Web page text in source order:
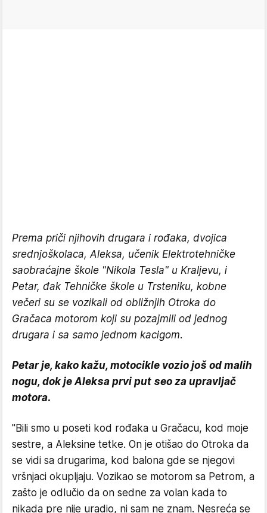
Prema priči njihovih drugara i rođaka, dvojica
srednjoškolaca, Aleksa, učenik Elektrotehničke
saobraćajne škole "Nikola Tesla" u Kraljevu, i
Petar, đak Tehničke škole u Trsteniku, kobne
večeri su se vozikali od obližnjih Otroka do
Gračaca motorom koji su pozajmili od jednog
drugara i sa samo jednom kacigom.
Petar je, kako kažu, motocikle vozio još od malih
nogu, dok je Aleksa prvi put seo za upravljač
motora.
"Bili smo u poseti kod rođaka u Gračacu, kod moje
sestre, a Aleksine tetke. On je otišao do Otroka da
se vidi sa drugarima, kod balona gde se njegovi
vršnjaci okupljaju. Vozikao se motorom sa Petrom, a
zašto je odlučio da on sedne za volan kada to
nikada pre nije uradio, ni sam ne znam. Nesreća se